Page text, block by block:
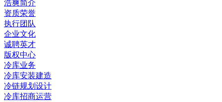
浩爽简介
资质荣誉
执行团队
企业文化
诚聘英才
版权中心
冷库业务
冷库安装建造
冷链规划设计
冷库招商运营